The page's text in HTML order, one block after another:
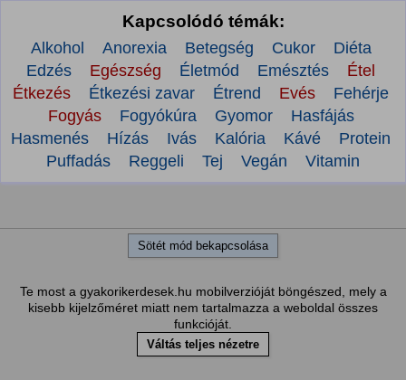
Kapcsolódó témák:
Alkohol Anorexia Betegség Cukor
Diéta
Edzés
Egészség Életmód Emésztés
Étel
Étkezés
Étkezési zavar Étrend Evés
Fehérje
Fogyás
Fogyókúra Gyomor
Hasfájás
Hasmenés
Hízás Ivás Kalória Kávé
Protein
Puffadás
Reggeli Tej Vegán Vitamin
Sötét mód bekapcsolása
Te most a gyakorikerdesek.hu mobilverzióját böngészed, mely a
kisebb kijelzőméret miatt nem tartalmazza a weboldal összes
funkcióját.
Váltás teljes nézetre